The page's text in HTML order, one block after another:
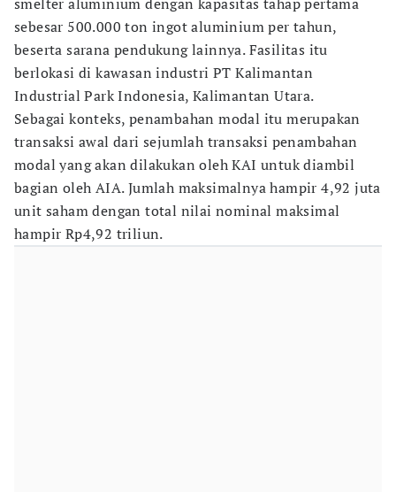
sebesar 500.000 ton ingot aluminium per tahun,
beserta sarana pendukung lainnya. Fasilitas itu
berlokasi di kawasan industri PT Kalimantan
Industrial Park Indonesia, Kalimantan Utara.
Sebagai konteks, penambahan modal itu merupakan
transaksi awal dari sejumlah transaksi penambahan
modal yang akan dilakukan oleh KAI untuk diambil
bagian oleh AIA. Jumlah maksimalnya hampir 4,92 juta
unit saham dengan total nilai nominal maksimal
hampir Rp4,92 triliun.